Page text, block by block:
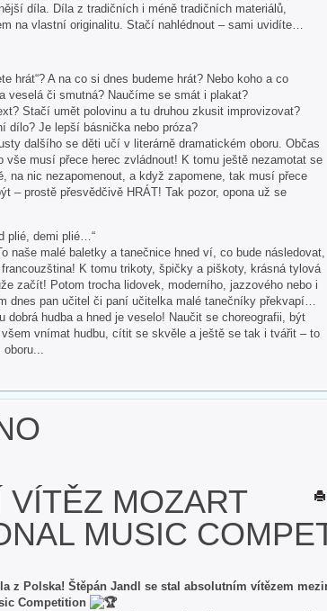
díla. Díla z tradičních i méně tradičních materiálů,
na vlastní originalitu. Stačí nahlédnout – sami uvidíte…
hrát“? A na co si dnes budeme hrát? Nebo koho a co
veselá či smutná? Naučíme se smát i plakat?
Stačí umět polovinu a tu druhou zkusit improvizovat?
dílo? Je lepší básnička nebo próza?
dalšího se děti učí v literárně dramatickém oboru. Občas
musí přece herec zvládnout! K tomu ještě nezamotat se
na nic nezapomenout, a když zapomene, tak musí přece
– prostě přesvědčivě HRÁT! Tak pozor, opona už se
plié, demi plié…“
naše malé baletky a tanečnice hned ví, co bude následovat,
K tomu trikoty, špičky a piškoty, krásná tylová
začít! Potom trocha lidovek, moderního, jazzového nebo i
dnes pan učitel či paní učitelka malé tanečníky překvapí…
dobrá hudba a hned je veselo! Naučit se choreografii, být
vnímat hudbu, cítit se skvěle a ještě se tak i tvářit – to
MOZART
MUSIC
z Polska! Štěpán Jandl se stal absolutním vítězem
Competition